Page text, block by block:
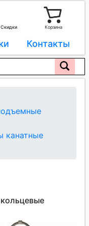
Корзина
Контакты
канатные